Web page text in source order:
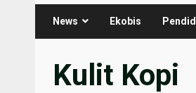
News Ekobis
Kulit Kopi